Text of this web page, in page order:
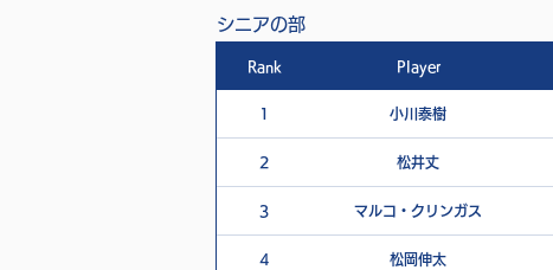
シニアの部
Rank Player
1 小川泰樹
2 松井丈
3 マルコ・クリンガス
4 松岡伸太